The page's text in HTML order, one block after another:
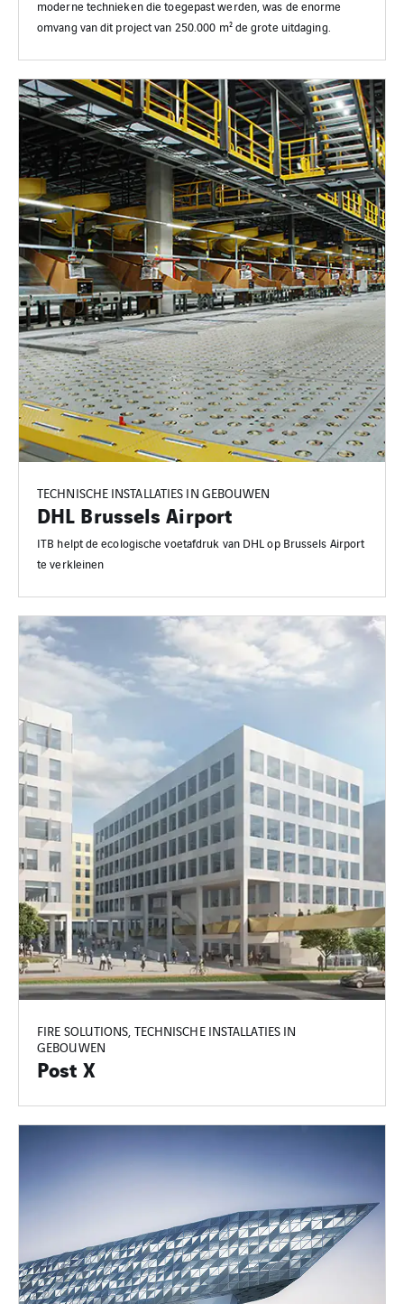
moderne technieken die toegepast werden, was de enorme
omvang van dit project van 250.000 m² de grote uitdaging.
TECHNISCHE INSTALLATIES IN GEBOUWEN
DHL Brussels Airport
ITB helpt de ecologische voetafdruk van DHL op Brussels Airport
te verkleinen
FIRE SOLUTIONS, TECHNISCHE INSTALLATIES IN
GEBOUWEN
Post X